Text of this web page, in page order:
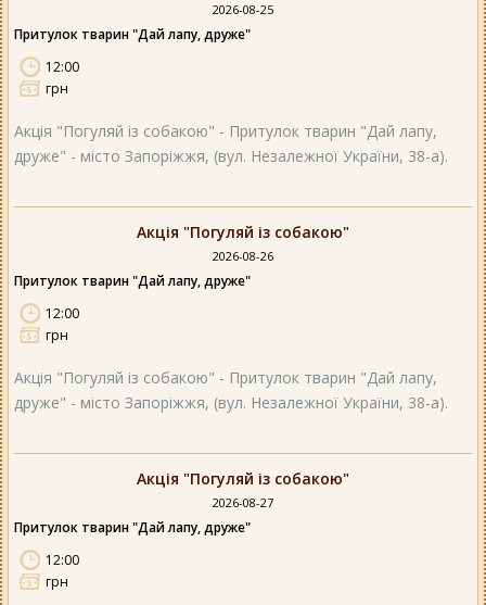
2026-08-25
Притулок тварин "Дай лапу, друже"
12:00
грн
Акція "Погуляй із собакою" - Притулок тварин "Дай лапу,
друже" - місто Запоріжжя, (вул. Незалежної України, 38-а).
Акція "Погуляй із собакою"
2026-08-26
Притулок тварин "Дай лапу, друже"
12:00
грн
Акція "Погуляй із собакою" - Притулок тварин "Дай лапу,
друже" - місто Запоріжжя, (вул. Незалежної України, 38-а).
Акція "Погуляй із собакою"
2026-08-27
Притулок тварин "Дай лапу, друже"
12:00
грн